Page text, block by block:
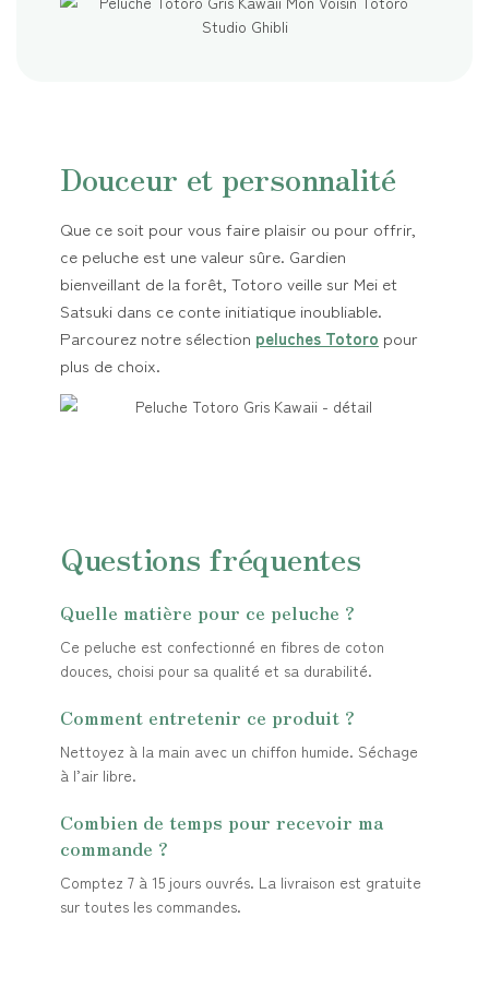
Douceur et personnalité
Que ce soit pour vous faire plaisir ou pour offrir,
ce peluche est une valeur sûre. Gardien
bienveillant de la forêt, Totoro veille sur Mei et
Satsuki dans ce conte initiatique inoubliable.
Parcourez notre sélection peluches Totoro pour
plus de choix.
Questions fréquentes
Quelle matière pour ce peluche ?
Ce peluche est confectionné en fibres de coton
douces, choisi pour sa qualité et sa durabilité.
Comment entretenir ce produit ?
Nettoyez à la main avec un chiffon humide. Séchage
à l’air libre.
Combien de temps pour recevoir ma
commande ?
Comptez 7 à 15 jours ouvrés. La livraison est gratuite
sur toutes les commandes.